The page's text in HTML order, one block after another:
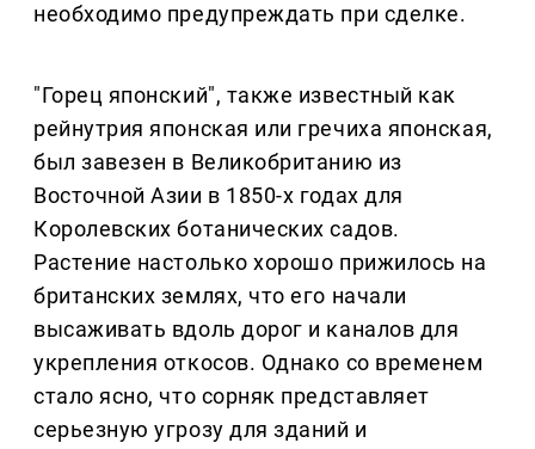
необходимо предупреждать при сделке.
"Горец японский", также известный как
рейнутрия японская или гречиха японская,
был завезен в Великобританию из
Восточной Азии в 1850-х годах для
Королевских ботанических садов.
Растение настолько хорошо прижилось на
британских землях, что его начали
высаживать вдоль дорог и каналов для
укрепления откосов. Однако со временем
стало ясно, что сорняк представляет
серьезную угрозу для зданий и